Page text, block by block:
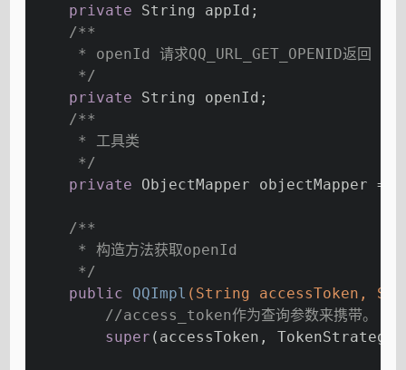
private String appId;
/**
     * openId 请求QQ_URL_GET_OPENID返回
     */
private String openId;
/**
     * 工具类
     */
private ObjectMapper objectMapper =
/**
     * 构造方法获取openId
     */
public
QQImpl (String accessToken,
//access_token作为查询参数来携带。
super (accessToken,